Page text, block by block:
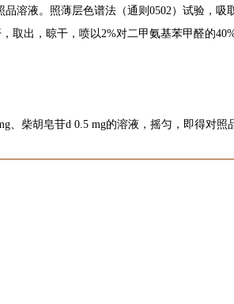
溶液。照薄层色谱法（通则0502）试验，吸
取出，晾干，喷以2%对二甲氨基苯甲醛的
、柴胡皂苷d 0.5 mg的溶液，摇匀，即得对照